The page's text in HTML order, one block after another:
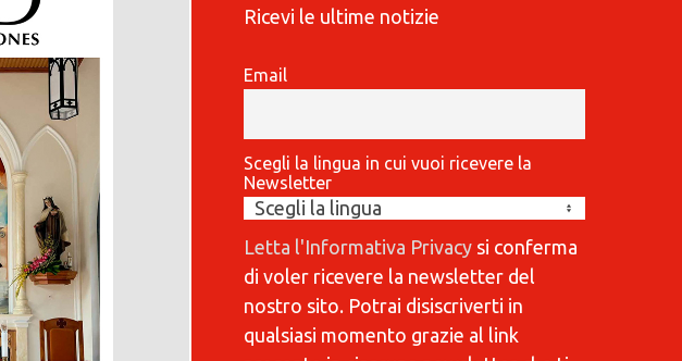
Ricevi le ultime notizie
Email
Scegli la lingua in cui vuoi ricevere la
Newsletter
Letta l'Informativa Privacysi conferma
di voler ricevere la newsletter del
nostro sito. Potrai disiscriverti in
qualsiasi momento grazie al link